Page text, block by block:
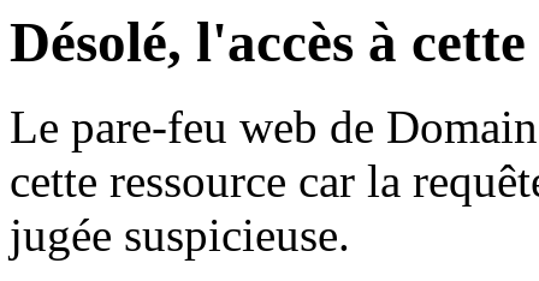
Désolé, l'accès à
Le pare-feu web de
cette ressource car la
jugée suspicieuse.